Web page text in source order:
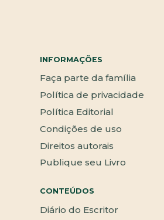
INFORMAÇÕES
Faça parte da família
Política de privacidade
Política Editorial
Condições de uso
Direitos autorais
Publique seu Livro
CONTEÚDOS
Diário do Escritor